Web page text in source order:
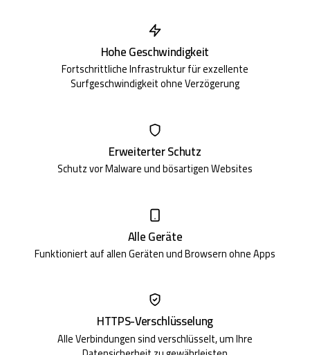
Hohe Geschwindigkeit
Fortschrittliche Infrastruktur für exzellente
Surfgeschwindigkeit ohne Verzögerung
Erweiterter Schutz
Schutz vor Malware und bösartigen Websites
Alle Geräte
Funktioniert auf allen Geräten und Browsern ohne Apps
HTTPS-Verschlüsselung
Alle Verbindungen sind verschlüsselt, um Ihre